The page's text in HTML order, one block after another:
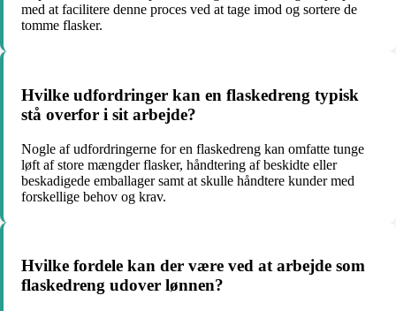
med at facilitere denne proces ved at tage imod og sortere de
tomme flasker.
Hvilke udfordringer kan en flaskedreng typisk
stå overfor i sit arbejde?
Nogle af udfordringerne for en flaskedreng kan omfatte tunge
løft af store mængder flasker, håndtering af beskidte eller
beskadigede emballager samt at skulle håndtere kunder med
forskellige behov og krav.
Hvilke fordele kan der være ved at arbejde som
flaskedreng udover lønnen?